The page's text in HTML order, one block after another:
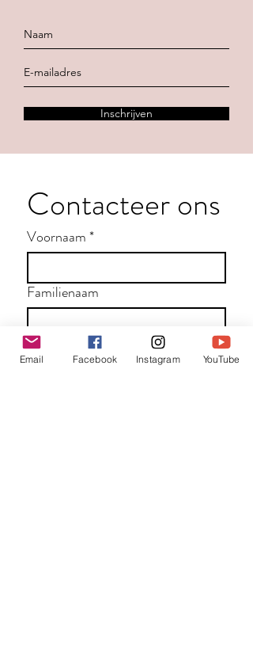
Inschrijven
Contacteer ons
Voornaam*
Familienaam
E-mail
Email Facebook Instagram YouTube